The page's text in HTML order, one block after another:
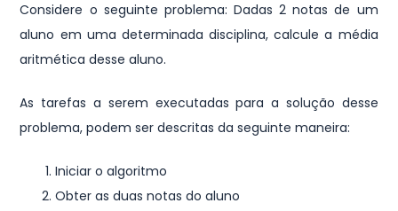
Considere o seguinte problema: Dadas 2 notas de um
aluno em uma determinada disciplina, calcule a média
aritmética desse aluno.
As tarefas a serem executadas para a solução desse
problema, podem ser descritas da seguinte maneira:
Iniciar o algoritmo
Obter as duas notas do aluno